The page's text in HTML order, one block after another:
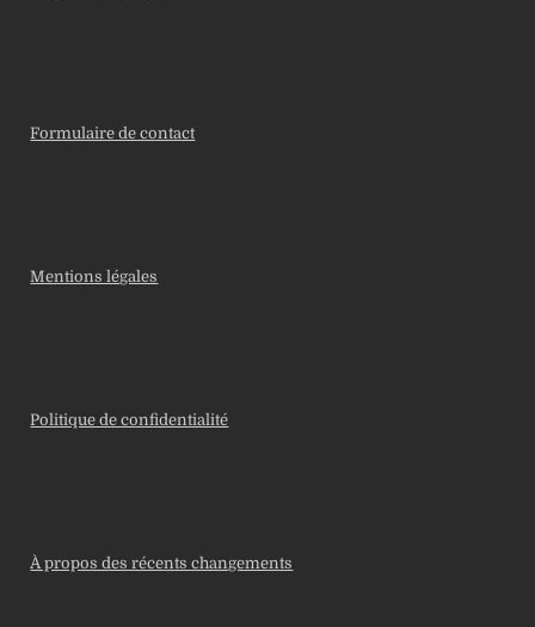
Formulaire de contact
Mentions légales
Politique de confidentialité
À propos des récents changements